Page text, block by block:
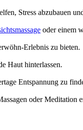
Stress abzubauen
oder einem
Erlebnis zu bieten.
Haut hinterlassen.
Entspannung zu
oder Meditation